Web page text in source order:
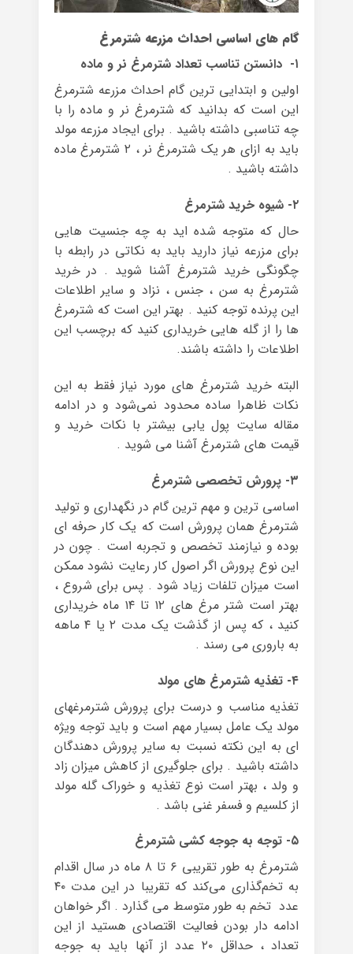
گام های اساسی احداث مزرعه شترمرغ
۱- دانستن تناسب تعداد شترمرغ نر و ماده
اولین و ابتدایی ترین گام احداث مزرعه شترمرغ
این است که بدانید که شترمرغ نر و ماده را با
چه تناسبی داشته باشید . برای ایجاد مزرعه مولد
باید به ازای هر یک شترمرغ نر ، ۲ شترمرغ ماده
داشته باشید .
۲- شیوه خرید شترمرغ
حال که متوجه شده اید به چه جنسیت هایی
برای مزرعه‌ نیاز دارید باید به نکاتی در رابطه با
چگونگی خرید شترمرغ آشنا شوید . در خرید
شترمرغ به سن ، جنس ، نزاد و سایر اطلاعات
این پرنده توجه کنید . بهتر این است که شترمرغ
ها را از گله هایی خریداری کنید که برچسب این
اطلاعات را داشته باشند.
البته خرید شترمرغ های مورد نیاز فقط به این
نکات ظاهرا ساده محدود نمی‌شود و در ادامه
مقاله سایت پول یابی بیشتر با نکات خرید و
قیمت های شترمرغ آشنا می شوید .
۳- پرورش تخصصی شترمرغ
اساسی ترین و مهم ترین گام در نگهداری و تولید
شترمرغ همان پرورش است که یک کار حرفه ای
بوده و نیازمند تخصص و تجربه است . چون در
این نوع پرورش اگر اصول کار رعایت نشود ممکن
است میزان تلفات زیاد شود . پس برای شروع ،
بهتر است شتر مرغ های ۱۲ تا ۱۴ ماه خریداری
کنید ، که پس از گذشت یک مدت ۲ یا ۴ ماهه
به باروری می رسند .
۴- تغذیه شترمرغ های مولد
تغذیه مناسب و درست برای پرورش شترمرغهای
مولد یک عامل بسیار مهم است و باید توجه ویژه
ای به این نکته نسبت به سایر پرورش دهندگان
داشته باشید . برای جلوگیری از کاهش میزان زاد
و ولد ، بهتر است نوع تغذیه و خوراک گله مولد
از کلسیم و فسفر غنی باشد .
۵- توجه به جوجه کشی شترمرغ
شترمرغ به طور تقریبی ۶ تا ۸ ماه در سال اقدام
به تخم‌گذاری می‌کند که تقریبا در این مدت ۴۰
عدد تخم به طور متوسط می گذارد . اگر خواهان
ادامه دار بودن فعالیت اقتصادی هستید از این
تعداد ، حداقل ۲۰ عدد از آنها باید به جوجه